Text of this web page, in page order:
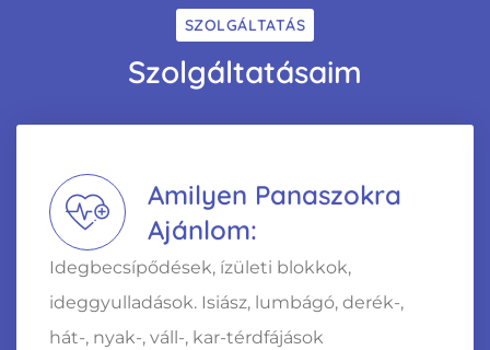
SZOLGÁLTATÁS
Szolgáltatásaim
Amilyen Panaszokra
Ajánlom:
Idegbecsípődések, ízületi blokkok,
ideggyulladások. Isiász, lumbágó, derék-,
hát-, nyak-, váll-, kar-térdfájások